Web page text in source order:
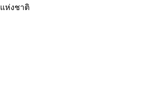
ห่งชาติ